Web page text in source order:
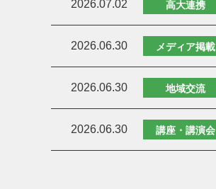
2026.07.02 高大連携
2026.06.30 メディア掲載
2026.06.30 地域交流
2026.06.30 講座・講演会